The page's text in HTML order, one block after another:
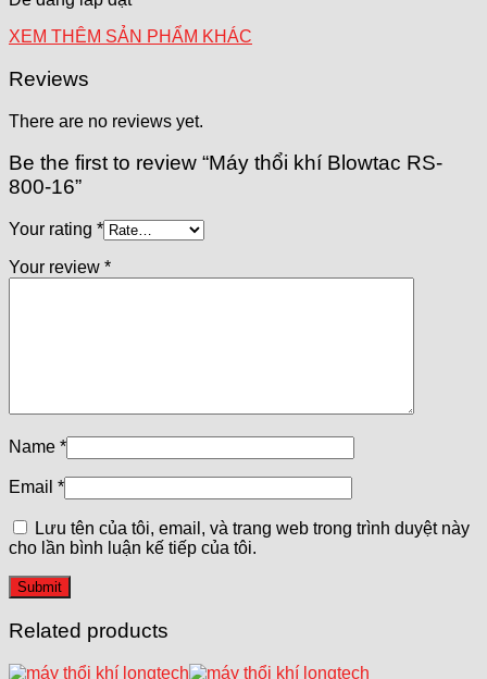
XEM THÊM SẢN PHẨM KHÁC
Reviews
There are no reviews yet.
Be the first to review “Máy thổi khí Blowtac RS-
800-16”
Your rating *
Your review *
Name *
Email *
Lưu tên của tôi, email, và trang web trong trình duyệt này
cho lần bình luận kế tiếp của tôi.
Related products